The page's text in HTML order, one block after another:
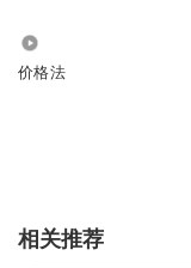
价格法
相关推荐